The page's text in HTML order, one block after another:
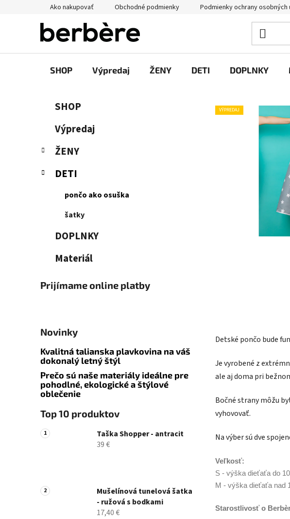
Ako nakupovať Obchodné podmienky Podmienky ochrany osobných
SHOP Výpredaj ŽENY DETI DOPLNKY
ý
a
Preskočiť
kategórie
ó
i
SHOP
Výpredaj
ŽENY
DETI
pončo ako osuška
šatky
DOPLNKY
Materiál
Prijímame online platby
Novinky
Kvalitná talianska plavkovina na váš
dokonalý letný štýl
Prečo sú naše materiály ideálne pre
pohodlné, ekologické a štýlové
oblečenie
Top 10 produktov
Taška Shopper - antracit
39 €
Mušelínová tunelová šatka
- ružová s bodkami
17,40 €
VÝPREDAJ
Detské pončo bude
Je vyrobené z
ale aj doma pri
Bočné strany môžu
vyhovovať.
Na výber sú dve
Veľkosť:
S - výška dieťaťa do
M - výška dieťaťa nad
Starostlivosť o